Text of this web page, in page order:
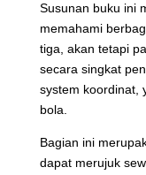
Susunan buku ini
memahami
tiga, akan tetapi
secara singkat
system koordinat,
bola.
Bagian ini
dapat merujuk